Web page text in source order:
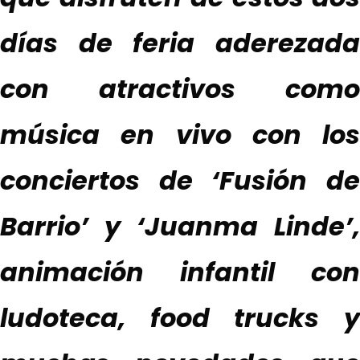
días de feria aderezada
con atractivos como
música en vivo con los
conciertos de ‘Fusión de
Barrio’ y ‘Juanma Linde’,
animación infantil con
ludoteca, food trucks y